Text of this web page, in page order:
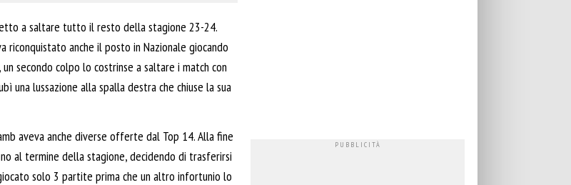
a saltare tutto il resto della stagione 23-24.
riconquistato anche il posto in Nazionale giocando
secondo colpo lo costrinse a saltare i match con
una lussazione alla spalla destra che chiuse la sua
aveva anche diverse offerte dal Top 14. Alla fine
al termine della stagione, decidendo di trasferirsi
solo 3 partite prima che un altro infortunio lo